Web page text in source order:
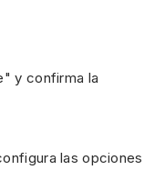
y confirma la
las opciones